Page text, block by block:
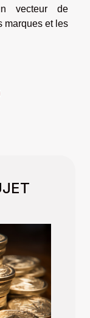
vecteur de
marques et les